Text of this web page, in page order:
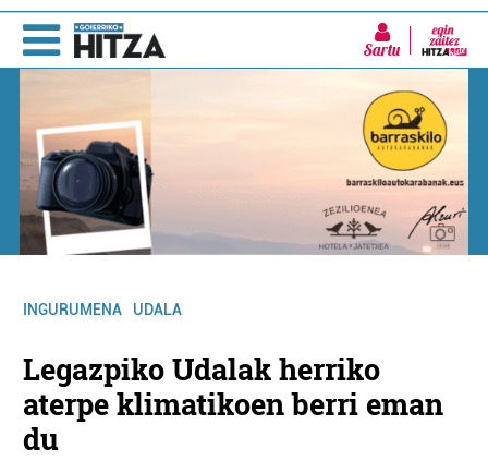
Sartu
INGURUMENA UDALA
Legazpiko Udalak herriko
aterpe klimatikoen berri eman
du